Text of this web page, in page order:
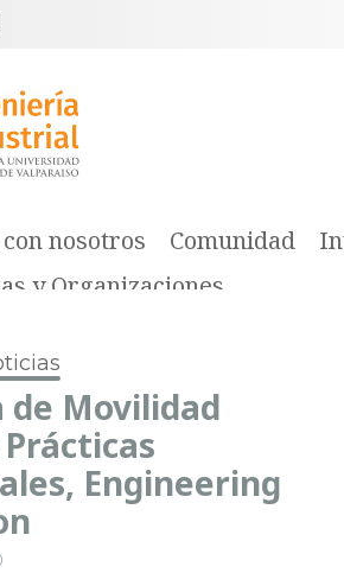
nosotros Comunidad
y Organizaciones
de Movilidad
Engineering